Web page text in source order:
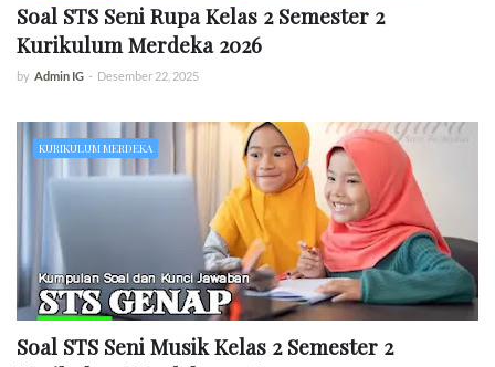
Soal STS Seni Rupa Kelas 2 Semester 2
Kurikulum Merdeka 2026
by Admin IG - Desember 22, 2025
KURIKULUM MERDEKA
Soal STS Seni Musik Kelas 2 Semester 2